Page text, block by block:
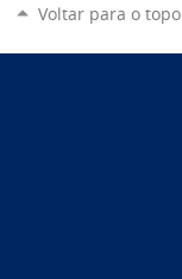
Voltar para o topo